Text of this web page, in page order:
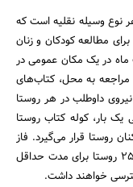
نوع وسیله نقلیه است که
حدود 150 جلد کتاب برای مطالعه کودکان و زنان
در یک مکان عمومی در
مراجعه به محل، کتاب‌های
داوطلب در هر روستا
یک بار، کوله کتاب روستا
روستا قرار می‌گیرد. فاز
اول این پروژه با 25 کوله کتاب آغاز خواهد شد و 25 روستا برای مدت حداقل